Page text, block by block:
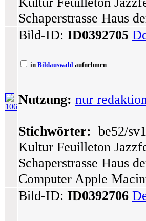
Schaperstrasse Haus
106
Bild-ID: ID0392705
in Bildauswahl aufnehmen
Nutzung: nur
Stichwörter: be52/
Kultur Feuilleton
Schaperstrasse Haus
Computer Apple
Bild-ID: ID0392706